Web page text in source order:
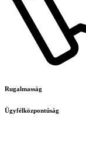
Rugalmasság
Ügyfélközpontúság